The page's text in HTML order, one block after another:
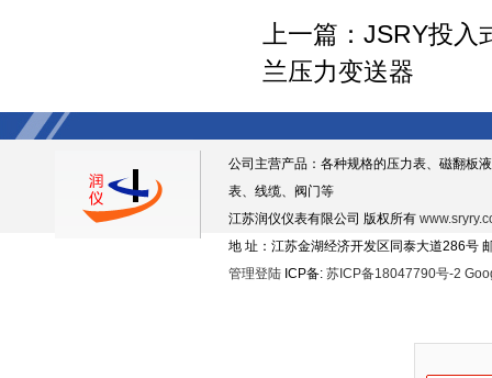
上一篇： JSRY投入
兰压力变送器
公司主营产品：各种规格的压力表、磁翻板
表、线缆、阀门等
江苏润仪仪表有限公司 版权所有
地 址：江苏金湖经济开发区同泰大道286号
管理登陆 ICP备: 苏ICP备18047790号-2